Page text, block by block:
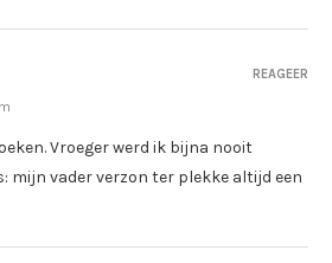
Vroeger werd ik bijna nooit
mijn vader verzon ter plekke altijd een
REAGEER